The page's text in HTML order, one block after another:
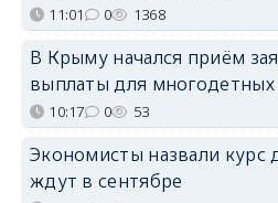
11:01 0 1368
В Крыму начался приём
выплаты для многодетных
10:17 0 53
Экономисты назвали курс
ждут в сентябре